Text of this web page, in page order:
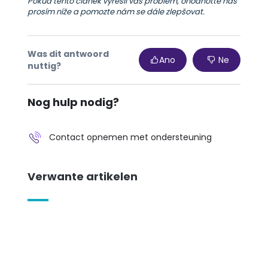
prosím níže a pomozte nám se dále zlepšovat.
Was dit antwoord
nuttig?
Ano Ne
Nog hulp nodig?
Contact opnemen met ondersteuning
Verwante artikelen